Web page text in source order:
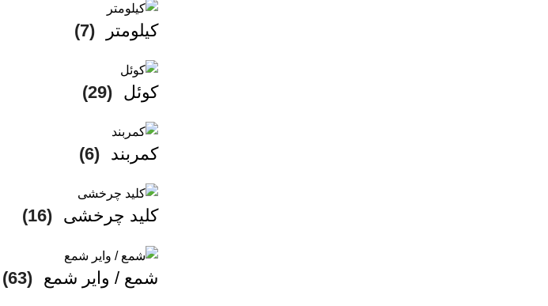
کیلومتر (7)
کوئل (29)
کمربند (6)
کلید چرخشی (16)
شمع / وایر شمع (63)